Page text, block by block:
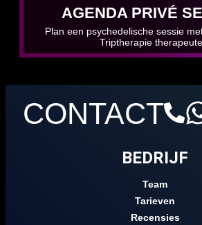
AGENDA PRIVÉ
Plan een psychedelische sessie
Triptherapie
CONTACT
BEDRIJF
Team
Tarieven
Recensies